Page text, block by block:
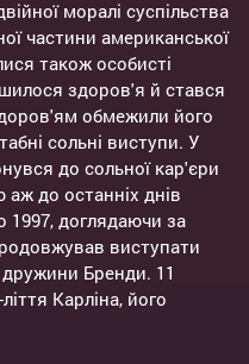
моралі суспільства
частини американської
також особисті
здоров'я й стався
обмежили його
сольні виступи. У
до сольної кар'єри
до останніх днів
1997, доглядаючи за
виступати
Бренди. 11
Карліна, його